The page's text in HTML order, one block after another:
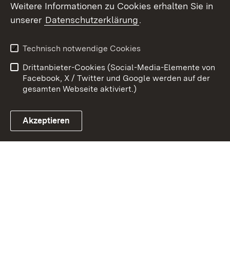
Link zum Landesportal
Kontakt
Datenschutz
Barrierefreiheit
Impressum Cookies
Weitere Informationen zu Cookies erhalten Sie in
unserer Datenschutzerklärung.
Technisch notwendige Cookies
Drittanbieter-Cookies (Social-Media-Elemente von
Facebook, X / Twitter und Google werden auf der
gesamten Webseite aktiviert.)
Akzeptieren